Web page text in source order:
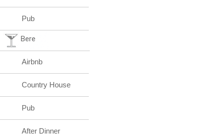
Pub
Bere
Airbnb
Country House
Pub
After Dinner